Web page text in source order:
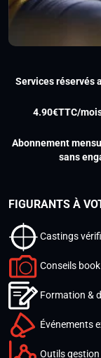
Services réservés
4.90€TTC/
Abonnement
sans
FIGURANTS À
Castings
Conseils
Formation &
Événements
Outils